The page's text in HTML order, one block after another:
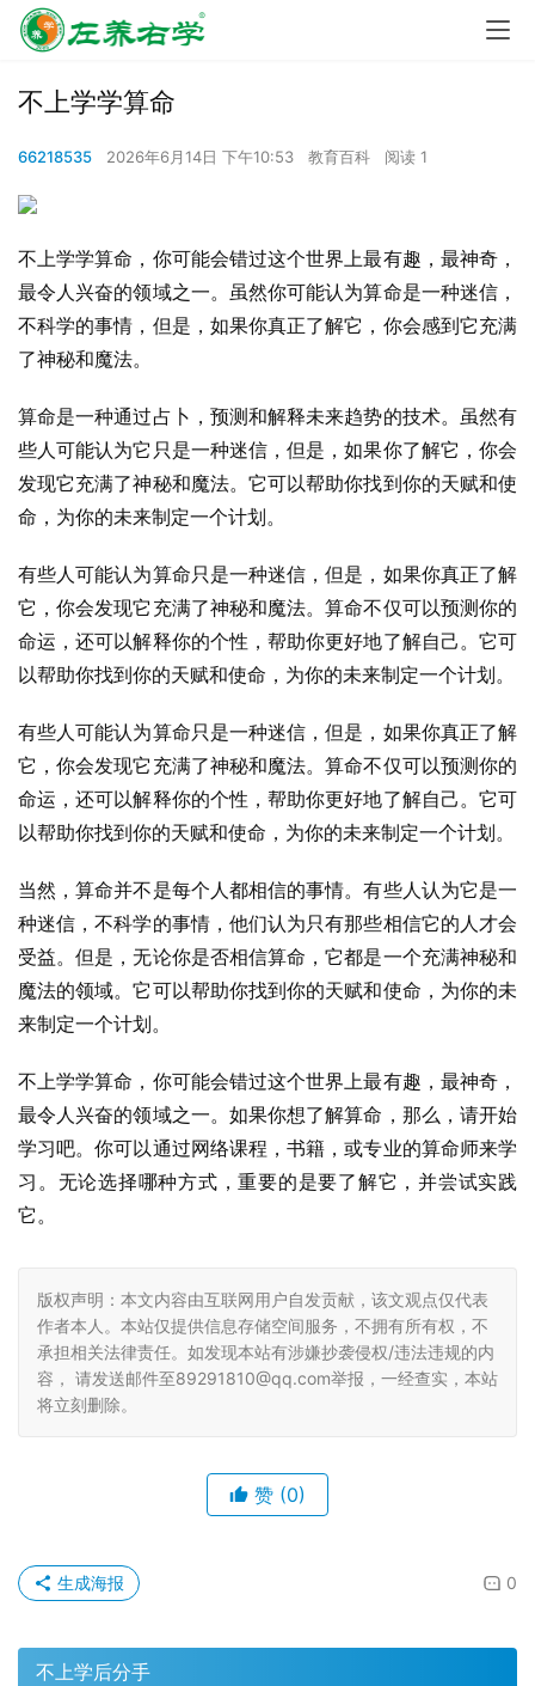
不上学学算命
66218535 2026年6月14日 下午10:53 教育百科 阅读 1
不上学学算命，你可能会错过这个世界上最有趣，最神奇，
最令人兴奋的领域之一。虽然你可能认为算命是一种迷信，
不科学的事情，但是，如果你真正了解它，你会感到它充满
了神秘和魔法。
算命是一种通过占卜，预测和解释未来趋势的技术。虽然有
些人可能认为它只是一种迷信，但是，如果你了解它，你会
发现它充满了神秘和魔法。它可以帮助你找到你的天赋和使
命，为你的未来制定一个计划。
有些人可能认为算命只是一种迷信，但是，如果你真正了解
它，你会发现它充满了神秘和魔法。算命不仅可以预测你的
命运，还可以解释你的个性，帮助你更好地了解自己。它可
以帮助你找到你的天赋和使命，为你的未来制定一个计划。
有些人可能认为算命只是一种迷信，但是，如果你真正了解
它，你会发现它充满了神秘和魔法。算命不仅可以预测你的
命运，还可以解释你的个性，帮助你更好地了解自己。它可
以帮助你找到你的天赋和使命，为你的未来制定一个计划。
当然，算命并不是每个人都相信的事情。有些人认为它是一
种迷信，不科学的事情，他们认为只有那些相信它的人才会
受益。但是，无论你是否相信算命，它都是一个充满神秘和
魔法的领域。它可以帮助你找到你的天赋和使命，为你的未
来制定一个计划。
不上学学算命，你可能会错过这个世界上最有趣，最神奇，
最令人兴奋的领域之一。如果你想了解算命，那么，请开始
学习吧。你可以通过网络课程，书籍，或专业的算命师来学
习。无论选择哪种方式，重要的是要了解它，并尝试实践
它。
版权声明：本文内容由互联网用户自发贡献，该文观点仅代表
作者本人。本站仅提供信息存储空间服务，不拥有所有权，不
承担相关法律责任。如发现本站有涉嫌抄袭侵权/违法违规的内
容， 请发送邮件至89291810@qq.com举报，一经查实，本站
将立刻删除。
赞 (0)
0
生成海报
不上学后分手